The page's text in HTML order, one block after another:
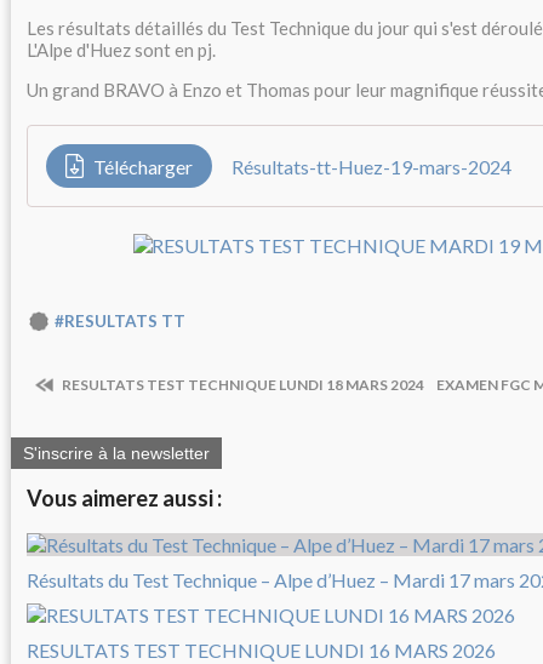
Les résultats détaillés du Test Technique du jour qui s'est
L'Alpe d'Huez sont en pj.
Un grand BRAVO à Enzo et Thomas pour leur magnifique
Télécharger Résultats-tt-Huez-19-mars-2024
#RESULTATS TT
RESULTATS TEST TECHNIQUE LUNDI 18 MARS 2024 EXAMEN FGC
S'inscrire à la newsletter
Vous aimerez aussi :
Résultats du Test Technique – Alpe d’Huez – Mardi 17 mars
RESULTATS TEST TECHNIQUE LUNDI 16 MARS 2026